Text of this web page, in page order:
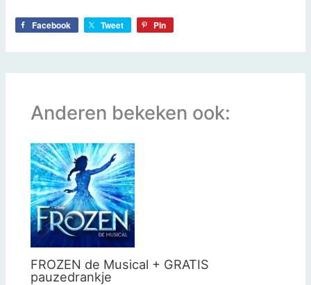
Facebook Tweet Pin
Anderen bekeken ook:
FROZEN de Musical + GRATIS
pauzedrankje